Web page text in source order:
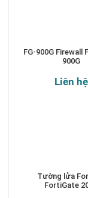
FG-900G Firewall
900G
Liên hệ
Tường lửa
FortiGate